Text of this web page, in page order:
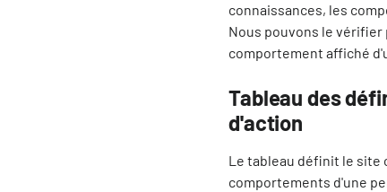
connaissances, les
Nous pouvons le vérifier
comportement affiché
Tableau des
d'action
Le tableau définit le site
comportements d'une